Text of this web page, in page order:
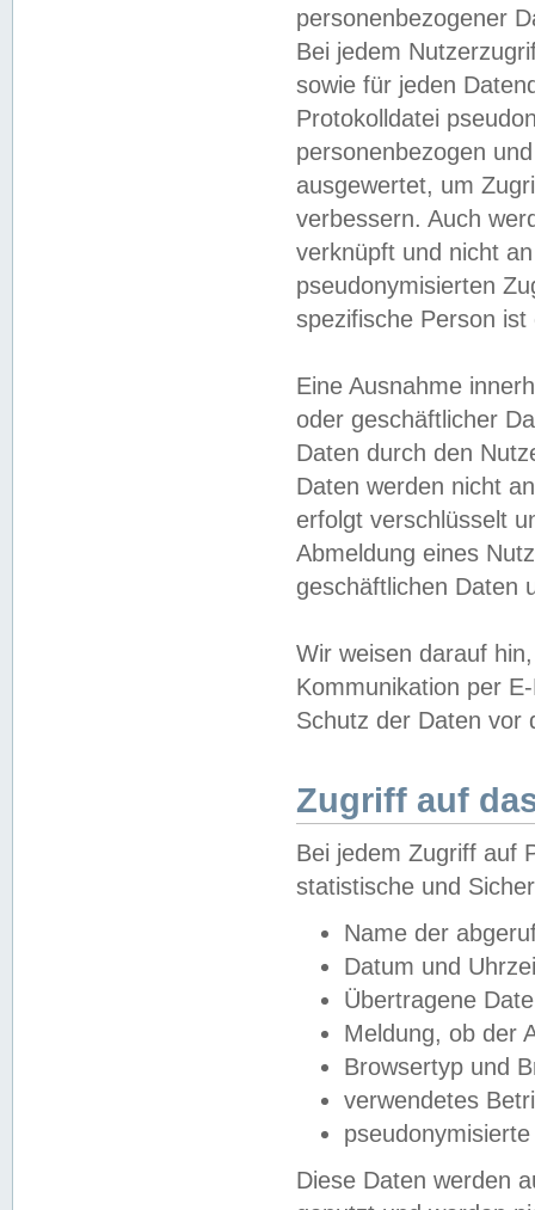
personenbezogener
Bei jedem
sowie für jeden
Protokolldatei
personenbezogen
ausgewertet, um
verbessern. Auch
verknüpft und nicht
pseudonymisierten
spezifische Person
Eine Ausnahme
oder geschäftlicher
Daten durch den
Daten werden nicht
erfolgt verschlüsselt
Abmeldung eines
geschäftlichen Daten
Wir weisen darauf
Kommunikation per
Schutz der Daten vor
Zugriff auf
Bei jedem Zugriff auf
statistische und
Name der
Datum und
Übertragene
Meldung, ob der
Browsertyp und
verwendetes
Diese Daten werden